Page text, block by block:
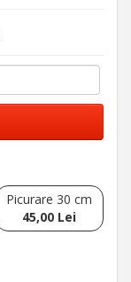
Picurare 30 cm
45,00 Lei